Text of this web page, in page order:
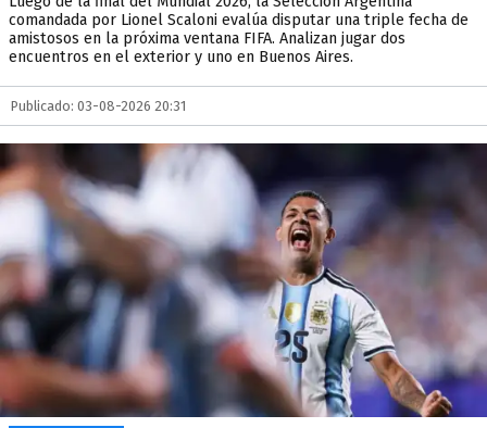
comandada por Lionel Scaloni evalúa disputar una triple fecha de
amistosos en la próxima ventana FIFA. Analizan jugar dos
encuentros en el exterior y uno en Buenos Aires.
Publicado: 03-08-2026 20:31